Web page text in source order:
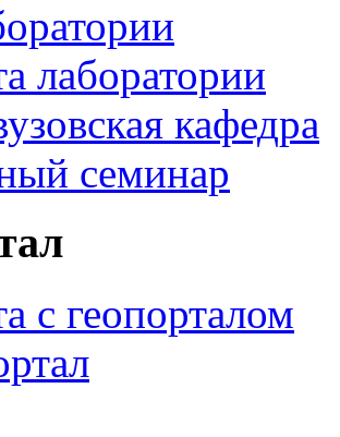
лаборатории
кафедра
семинар
с геопорталом